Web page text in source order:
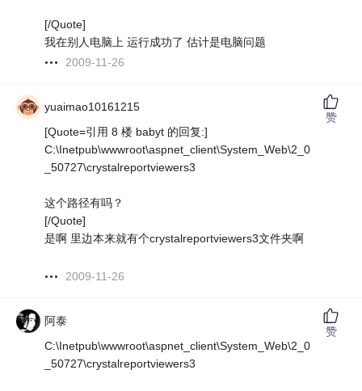
[/Quote]
我在别人电脑上 运行成功了 估计是电脑问题
2009-11-26
yuaimao10161215
[Quote=引用 8 楼 babyt 的回复:]
C:\Inetpub\wwwroot\aspnet_client\System_Web\2_0
_50727\crystalreportviewers3
这个路径有吗？
[/Quote]
是啊 里边本来就有个crystalreportviewers3文件夹啊
2009-11-26
赞
阿泰
C:\Inetpub\wwwroot\aspnet_client\System_Web\2_0
_50727\crystalreportviewers3
赞